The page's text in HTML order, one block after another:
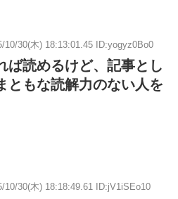
10/30(木) 18:13:01.45 ID:yogyz0Bo0
ば読めるけど、記事とし
ともな読解力のない人を
10/30(木) 18:18:49.61 ID:jV1iSEo10